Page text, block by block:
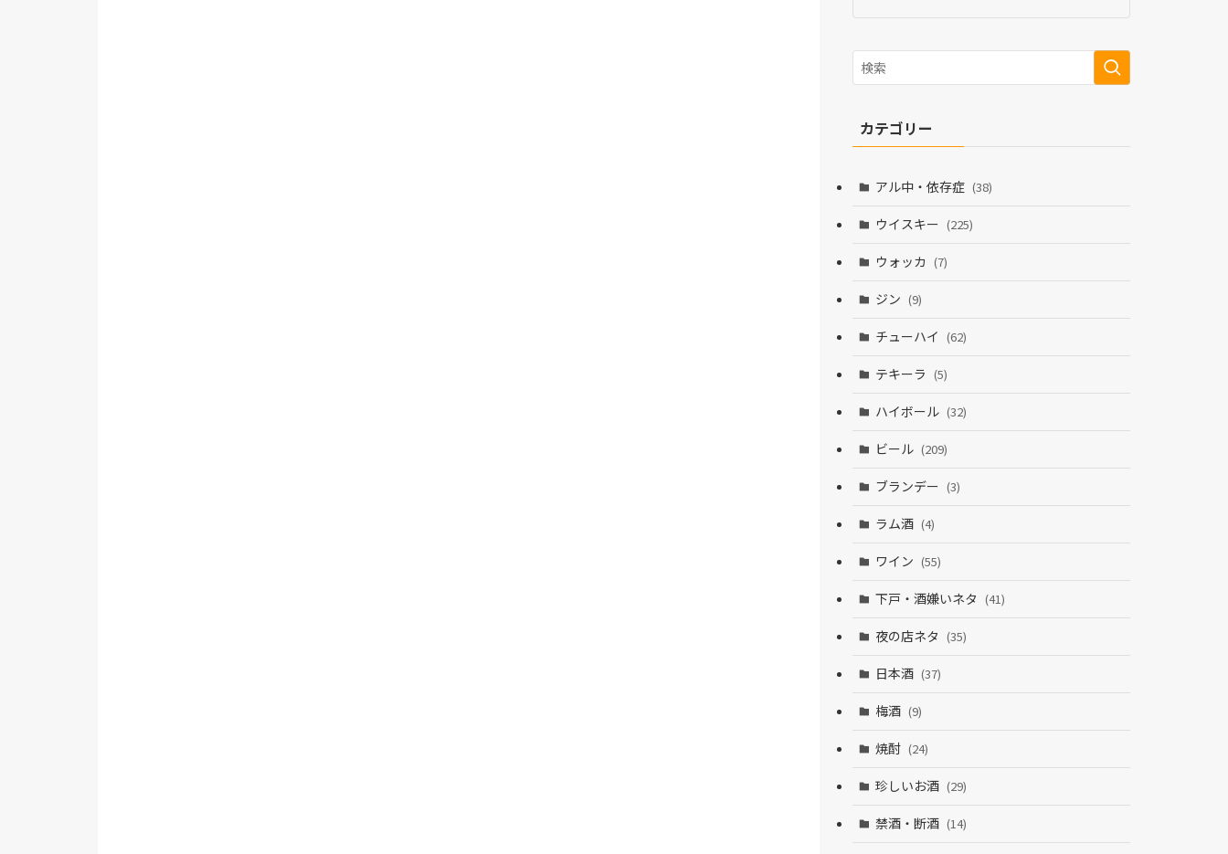
カテゴリー
アル中・依存症 (38)
ウイスキー (225)
ウォッカ (7)
ジン (9)
チューハイ (62)
テキーラ (5)
ハイボール (32)
ビール (209)
ブランデー (3)
ラム酒 (4)
ワイン (55)
下戸・酒嫌いネタ (41)
夜の店ネタ (35)
日本酒 (37)
梅酒 (9)
焼酎 (24)
珍しいお酒 (29)
禁酒・断酒 (14)